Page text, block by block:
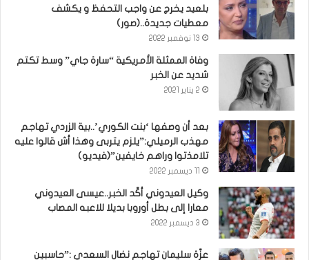
بلعيد يخرج عن واجب التحفظ و يكشف
معطيات جديدة..(صور)
13 نوفمبر 2022
وفاة الممثلة الأمريكية “سارة جاي” وسط تكتم
شديد عن الخبر
2 يناير 2021
بعد أن وصفها ‘بنت الكوري’..بية الزردي تهاجم
مهذب الرميلي:”يلزم يتربى وهذا أش قالوا عليه
تلامذتوا وراهم خايفين”(فيديو)
وكيل العيدوني أكّد الخبر..عيسى العيدوني
معارا إلى بطل أوروبا بديلا للاعبه المصاب
3 ديسمبر 2022
عزّة سليمان تهاجم نضال السعدي :”حاسبين